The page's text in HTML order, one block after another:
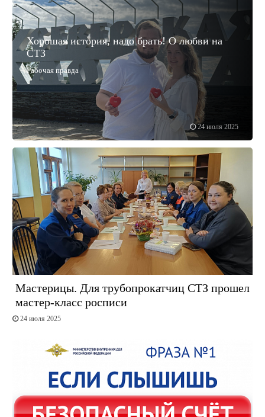
24 июля 2025
Хорошая история, надо брать! О любви на
СТЗ
Рабочая правда
Мастерицы. Для трубопрокатчиц СТЗ прошел
мастер-класс росписи
24 июля 2025